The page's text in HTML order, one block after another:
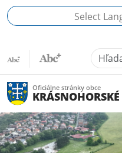
Select
Oficiálne stránky obce